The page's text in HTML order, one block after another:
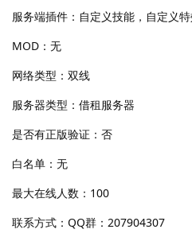
服务端插件：自定义技能，自定义
MOD：无
网络类型：双线
服务器类型：借租服务器
是否有正版验证：否
白名单：无
最大在线人数：100
联系方式：QQ群：207904307